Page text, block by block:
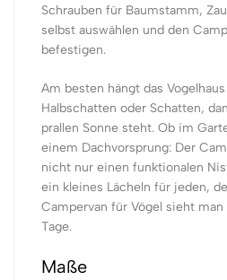
Schrauben für Baumstamm,
selbst auswählen und den
befestigen.
Am besten hängt das
Halbschatten oder Schatten,
prallen Sonne steht. Ob im
einem Dachvorsprung: Der
nicht nur einen funktionalen
ein kleines Lächeln für jeden,
Campervan für Vögel sieht
Tage.
Maße